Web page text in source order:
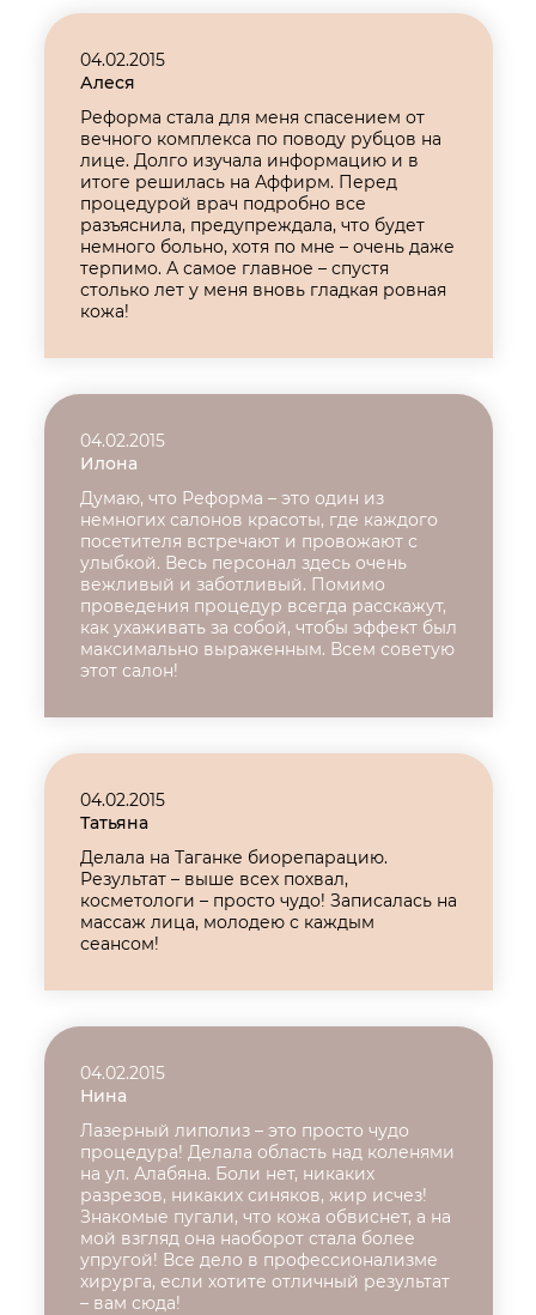
04.02.2015
Алеся
Реформа стала для меня спасением от
вечного комплекса по поводу рубцов на
лице. Долго изучала информацию и в
итоге решилась на Аффирм. Перед
процедурой врач подробно все
разъяснила, предупреждала, что будет
немного больно, хотя по мне – очень даже
терпимо. А самое главное – спустя
столько лет у меня вновь гладкая ровная
кожа!
04.02.2015
Илона
Думаю, что Реформа – это один из
немногих салонов красоты, где каждого
посетителя встречают и провожают с
улыбкой. Весь персонал здесь очень
вежливый и заботливый. Помимо
проведения процедур всегда расскажут,
как ухаживать за собой, чтобы эффект был
максимально выраженным. Всем советую
этот салон!
04.02.2015
Татьяна
Делала на Таганке биорепарацию.
Результат – выше всех похвал,
косметологи – просто чудо! Записалась на
массаж лица, молодею с каждым
сеансом!
04.02.2015
Нина
Лазерный липолиз – это просто чудо
процедура! Делала область над коленями
на ул. Алабяна. Боли нет, никаких
разрезов, никаких синяков, жир исчез!
Знакомые пугали, что кожа обвиснет, а на
мой взгляд она наоборот стала более
упругой! Все дело в профессионализме
хирурга, если хотите отличный результат
– вам сюда!